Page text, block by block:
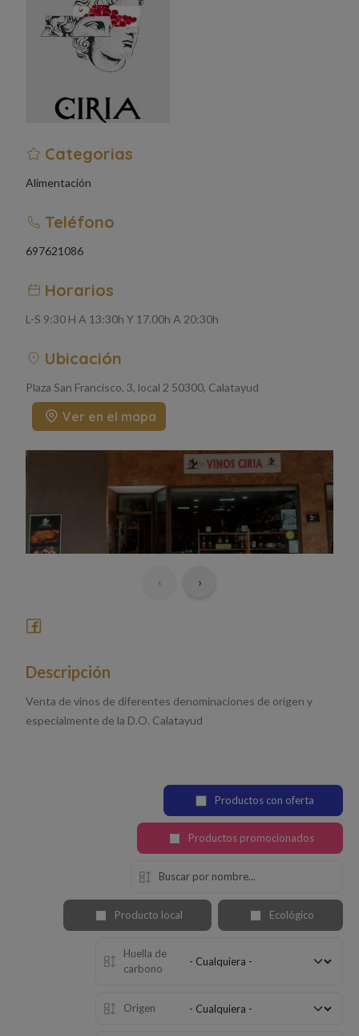
Categorias
Alimentación
Teléfono
697621086
Horarios
L-S 9:30 H A 13:30h Y 17.00h A 20:30h
Ubicación
Plaza San Francisco, 3, local 2 50300, Calatayud
Ver en el mapa
‹ ›
Descripción
Venta de vinos de diferentes denominaciones de origen y
especialmente de la D.O. Calatayud
Productos con oferta
Productos promocionados
Producto local Ecológico
Huella de
carbono
Origen